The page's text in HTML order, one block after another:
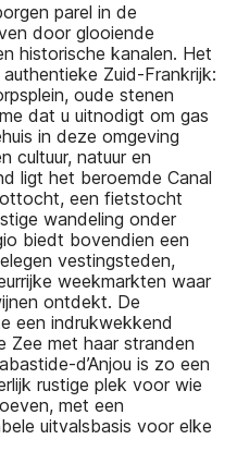
parel in de
door glooiende
historische kanalen. Het
Zuid-Frankrijk:
oude stenen
dat u uitnodigt om gas
in deze omgeving
cultuur, natuur en
ligt het beroemde Canal
een fietstocht
wandeling onder
biedt bovendien een
vestingsteden,
weekmarkten waar
ontdekt. De
een indrukwekkend
Zee met haar stranden
d’Anjou is zo een
rustige plek voor wie
met een
uitvalsbasis voor elke